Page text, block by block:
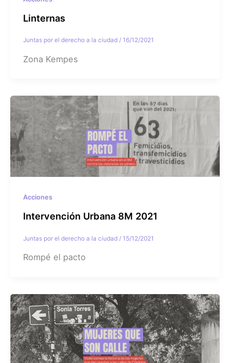
Linternas
Juntas por el derecho a la ciudad / 16/12/2021
Zona Kempes
Acciones
Intervención Urbana 8M 2021
Juntas por el derecho a la ciudad / 15/12/2021
Rompé el pacto